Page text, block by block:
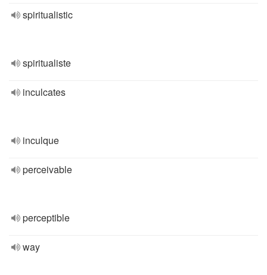
spiritualistic
spiritualiste
inculcates
inculque
perceivable
perceptible
way